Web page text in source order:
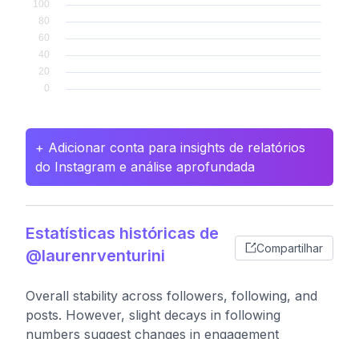
+ Adicionar conta para insights de relatórios
do Instagram e análise aprofundada
Estatísticas históricas de
@laurenrventurini
Compartilhar
Overall stability across followers, following, and
posts. However, slight decays in following
numbers suggest changes in engagement